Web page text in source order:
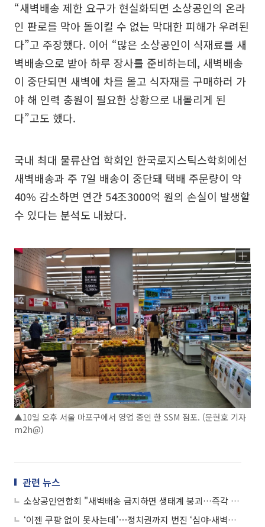
“새벽배송 제한 요구가 현실화되면 소상공인의 온라
인 판로를 막아 돌이킬 수 없는 막대한 피해가 우려된
다”고 주장했다. 이어 “많은 소상공인이 식재료를 새
벽배송으로 받아 하루 장사를 준비하는데, 새벽배송
이 중단되면 새벽에 차를 몰고 식자재를 구매하러 가
야 해 인력 충원이 필요한 상황으로 내몰리게 된
다”고도 했다.
국내 최대 물류산업 학회인 한국로지스틱스학회에선
새벽배송과 주 7일 배송이 중단돼 택배 주문량이 약
40% 감소하면 연간 54조3000억 원의 손실이 발생할
수 있다는 분석도 내놨다.
▲10일 오후 서울 마포구에서 영업 중인 한 SSM 점포. (문현호 기자
m2h@)
관련 뉴스
소상공인연합회 "새벽배송 금지하면 생태계 붕괴…즉각 철회하라"
‘이젠 쿠팡 없이 못사는데’⋯정치권까지 번진 ‘심야·새벽배송 제한’ 논란